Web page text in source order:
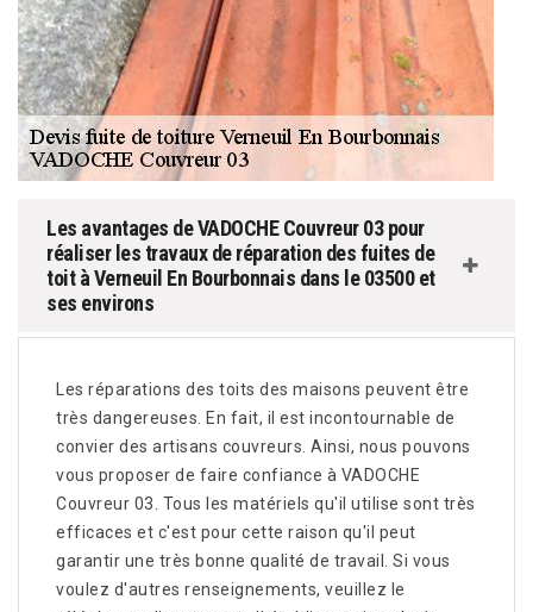
Les avantages de VADOCHE Couvreur 03 pour
réaliser les travaux de réparation des fuites de
toit à Verneuil En Bourbonnais dans le 03500 et
ses environs
Les réparations des toits des maisons peuvent être
très dangereuses. En fait, il est incontournable de
convier des artisans couvreurs. Ainsi, nous pouvons
vous proposer de faire confiance à VADOCHE
Couvreur 03. Tous les matériels qu'il utilise sont très
efficaces et c'est pour cette raison qu'il peut
garantir une très bonne qualité de travail. Si vous
voulez d'autres renseignements, veuillez le